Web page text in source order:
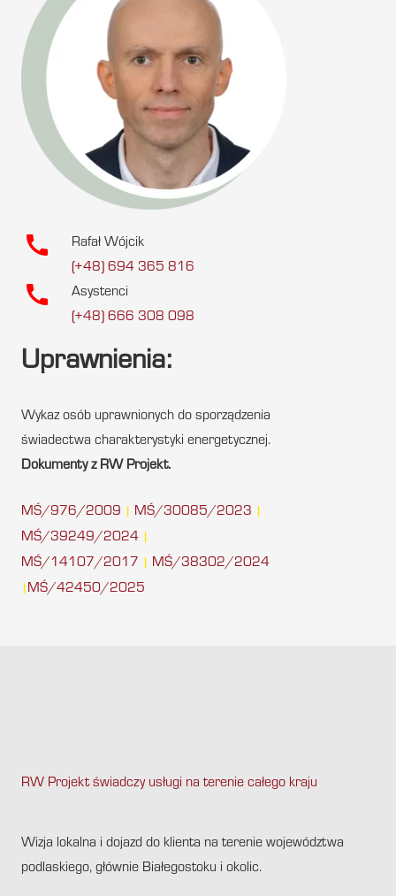
call
Rafał Wójcik
(+48) 694 365 816
call
Asystenci
(+48) 666 308 098
Uprawnienia:
Wykaz osób uprawnionych do sporządzenia
świadectwa charakterystyki energetycznej.
Dokumenty z RW Projekt.
MŚ/976/2009 MŚ/30085/2023
MŚ/39249/2024
MŚ/14107/2017 MŚ/38302/2024
MŚ/42450/2025
RW Projekt świadczy usługi na terenie całego kraju
Wizja lokalna i dojazd do klienta na terenie województwa
podlaskiego, głównie Białegostoku i okolic.